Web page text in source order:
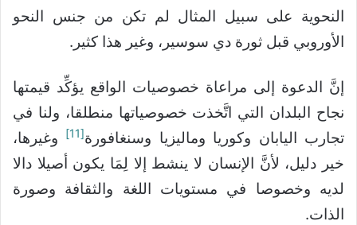
النحوية على سبيل المثال لم تكن من جنس النحو
الأوروبي قبل ثورة دي سوسير، وغير هذا كثير.
إنَّ الدعوة إلى مراعاة خصوصيات الواقع يؤكِّد قيمتها
نجاح البلدان التي اتَّخذت خصوصياتها منطلقا، ولنا في
تجارب اليابان وكوريا وماليزيا وسنغافورة[11]
وغيرها،
خير دليل، لأنَّ الإنسان لا ينشط إلا لِمَا يكون أصيلا دالا
لديه وخصوصا في مستويات اللغة والثقافة وصورة
الذات.